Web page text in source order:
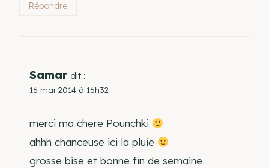
Répondre
Samar dit :
16 mai 2014 à 16h32
merci ma chere Pounchki
ahhh chanceuse ici la pluie
grosse bise et bonne fin de semaine